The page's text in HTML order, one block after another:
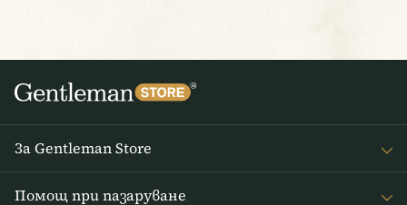
За Gentleman Store
Помощ при пазаруване